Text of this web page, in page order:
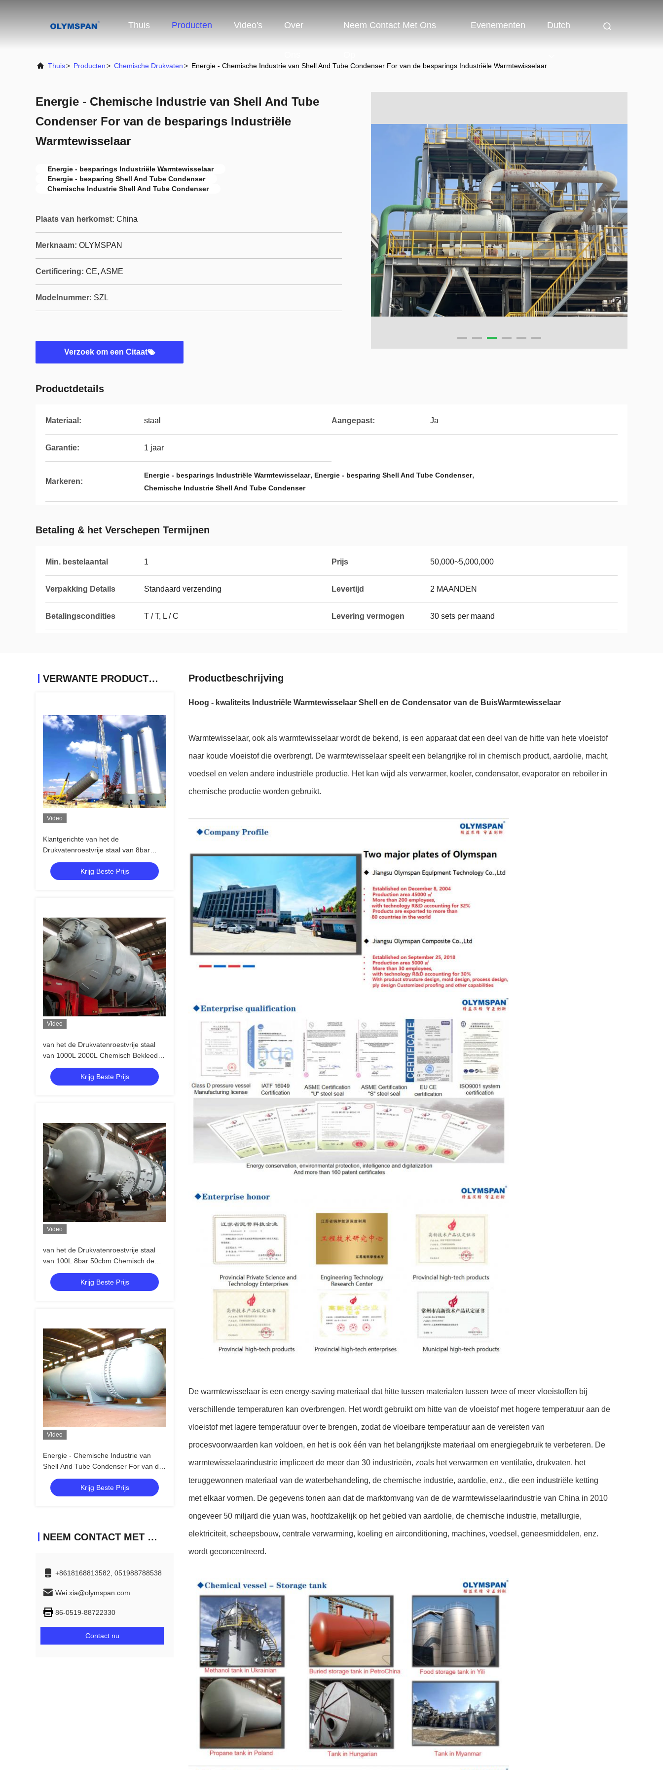
Thuis Producten Video's Over Neem Contact Met Ons Evenementen Dutch
Thuis> Producten> Chemische Drukvaten> Energie - Chemische Industrie van Shell And Tube Condenser For van de besparings Industriële Warmtewisselaar
Energie - Chemische Industrie van Shell And Tube
Condenser For van de besparings Industriële
Warmtewisselaar
Energie - besparings Industriële Warmtewisselaar
Energie - besparing Shell And Tube Condenser
Chemische Industrie Shell And Tube Condenser
Plaats van herkomst: China
Merknaam: OLYMSPAN
Certificering: CE, ASME
Modelnummer: SZL
Verzoek om een Citaat
Productdetails
Materiaal: staal Aangepast: Ja
Garantie: 1 jaar
Markeren:
Energie - besparings Industriële Warmtewisselaar, Energie - besparing Shell And Tube Condenser,
Chemische Industrie Shell And Tube Condenser
Betaling & het Verschepen Termijnen
Min. bestelaantal 1 Prijs 50,000~5,000,000
Verpakking Details Standaard verzending Levertijd 2 MAANDEN
Betalingscondities T / T, L / C Levering vermogen 30 sets per maand
VERWANTE PRODUCTEN
Video
Klantgerichte van het de
Drukvatenroestvrije staal van 8bar
Chemische de opslagtank
Krijg Beste Prijs
Video
van het de Drukvatenroestvrije staal
van 1000L 2000L Chemisch Bekleed
de Reactieschip
Krijg Beste Prijs
Video
van het de Drukvatenroestvrije staal
van 100L 8bar 50cbm Chemisch de
Reactieschip
Krijg Beste Prijs
Video
Energie - Chemische Industrie van
Shell And Tube Condenser For van de
besparings Industriële
WarmtewisselaarKrijg Beste Prijs
NEEM CONTACT MET ONS OP
+8618168813582, 051988788538
Wei.xia@olymspan.com
86-0519-88722330
Contact nu
Productbeschrijving
Hoog - kwaliteits Industriële Warmtewisselaar Shell en de Condensator van de BuisWarmtewisselaar
Warmtewisselaar, ook als warmtewisselaar wordt de bekend, is een apparaat dat een deel van de hitte van hete vloeistof
naar koude vloeistof die overbrengt. De warmtewisselaar speelt een belangrijke rol in chemisch product, aardolie, macht,
voedsel en velen andere industriële productie. Het kan wijd als verwarmer, koeler, condensator, evaporator en reboiler in
chemische productie worden gebruikt.
De warmtewisselaar is een energy-saving materiaal dat hitte tussen materialen tussen twee of meer vloeistoffen bij
verschillende temperaturen kan overbrengen. Het wordt gebruikt om hitte van de vloeistof met hogere temperatuur aan de
vloeistof met lagere temperatuur over te brengen, zodat de vloeibare temperatuur aan de vereisten van
procesvoorwaarden kan voldoen, en het is ook één van het belangrijkste materiaal om energiegebruik te verbeteren. De
warmtewisselaarindustrie impliceert de meer dan 30 industrieën, zoals het verwarmen en ventilatie, drukvaten, het
teruggewonnen materiaal van de waterbehandeling, de chemische industrie, aardolie, enz., die een industriële ketting
met elkaar vormen. De gegevens tonen aan dat de marktomvang van de de warmtewisselaarindustrie van China in 2010
ongeveer 50 miljard die yuan was, hoofdzakelijk op het gebied van aardolie, de chemische industrie, metallurgie,
elektriciteit, scheepsbouw, centrale verwarming, koeling en airconditioning, machines, voedsel, geneesmiddelen, enz.
wordt geconcentreerd.